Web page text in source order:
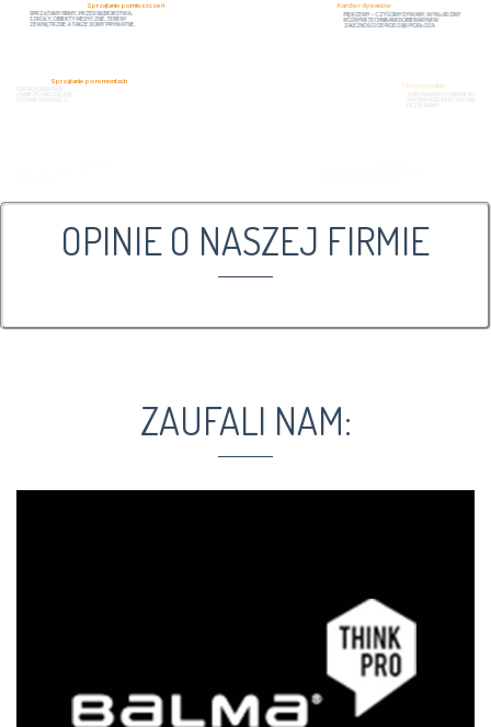
Karcher dywanów
PIERZEMY – CZYŚCIMY DYWANY, WYKŁADZINY
RÓŻNYMI TECHNIKAMI DOBIERANYMI W
ZALEŻNOŚCI OD RODZAJU PODŁOŻA.
Twój ogrodnik
TWOIM OGRODEM. SADZIMY, PIELĘGNUJEMY,
Sprzątanie pomieszczeń
SPRZĄTAMY FIRMY, PRZEDSIĘBIORSTWA,
SZKOŁY, OBIEKTY MEDYCZNE, TERENY
ZEWNĘTRZNE A TAKŻE DOMY PRYWATNE.
Sprzątanie po remontach
OPINIE O NASZEJ FIRMIE
ZAUFALI NAM: